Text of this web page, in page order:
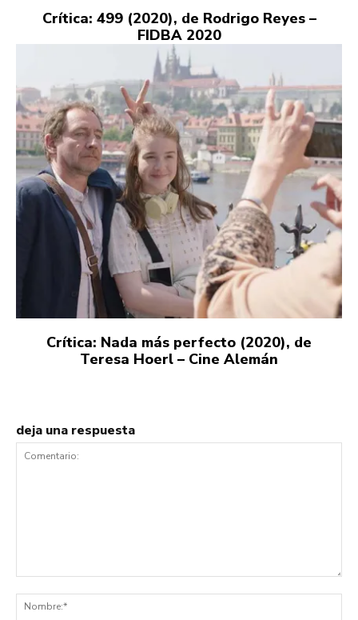
Crítica: 499 (2020), de Rodrigo Reyes –
FIDBA 2020
Crítica: Nada más perfecto (2020), de
Teresa Hoerl – Cine Alemán
deja una respuesta